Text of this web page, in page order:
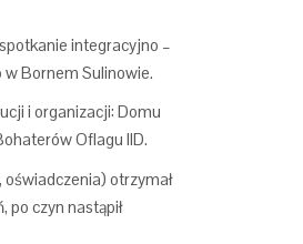
integracyjno –
w Bornem Sulinowie.
i organizacji: Domu
Oflagu IID.
otrzymał
czyn nastąpił